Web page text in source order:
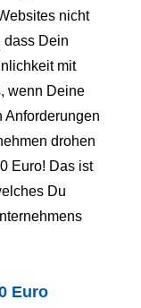
nicht
dass Dein
mit
wenn Deine
Anforderungen
drohen
Euro! Das ist
Du
Euro